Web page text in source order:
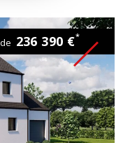
236 390 €*